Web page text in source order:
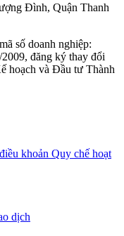
Đình, Quận Thanh
số doanh nghiệp:
đăng ký thay đổi
hoạch và Đầu tư Thành
khoản Quy chế hoạt
dịch